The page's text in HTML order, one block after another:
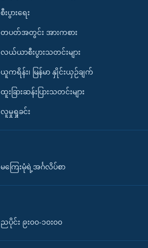
စီးပွားရေး
တပတ်အတွင်း အားကစား
လယ်ယာစီးပွားသတင်းများ
ယူကရိန်း၊ မြန်မာ နှိုင်းယှဉ်ချက်
ထူးခြားဆန်းပြားသတင်းများ
လူမှုရှုခင်း
မကြေးမုံရဲ့အင်္ဂလိပ်စာ
ညပိုင်း ၉း၀၀-၁၀း၀၀